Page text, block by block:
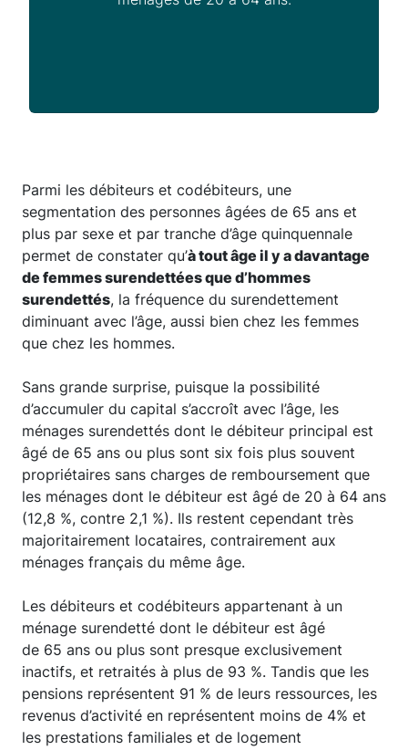
Parmi les débiteurs et codébiteurs, une
segmentation des personnes âgées de 65 ans et
plus par sexe et par tranche d’âge quinquennale
permet de constater qu’à tout âge il y a davantage
de femmes surendettées que d’hommes
surendettés, la fréquence du surendettement
diminuant avec l’âge, aussi bien chez les femmes
que chez les hommes.
Sans grande surprise, puisque la possibilité
d’accumuler du capital s’accroît avec l’âge, les
ménages surendettés dont le débiteur principal est
âgé de 65 ans ou plus sont six fois plus souvent
propriétaires sans charges de remboursement que
les ménages dont le débiteur est âgé de 20 à 64 ans
(12,8 %, contre 2,1 %). Ils restent cependant très
majoritairement locataires, contrairement aux
ménages français du même âge.
Les débiteurs et codébiteurs appartenant à un
ménage surendetté dont le débiteur est âgé
de 65 ans ou plus sont presque exclusivement
inactifs, et retraités à plus de 93 %. Tandis que les
pensions représentent 91 % de leurs ressources, les
revenus d’activité en représentent moins de 4% et
les prestations familiales et de logement